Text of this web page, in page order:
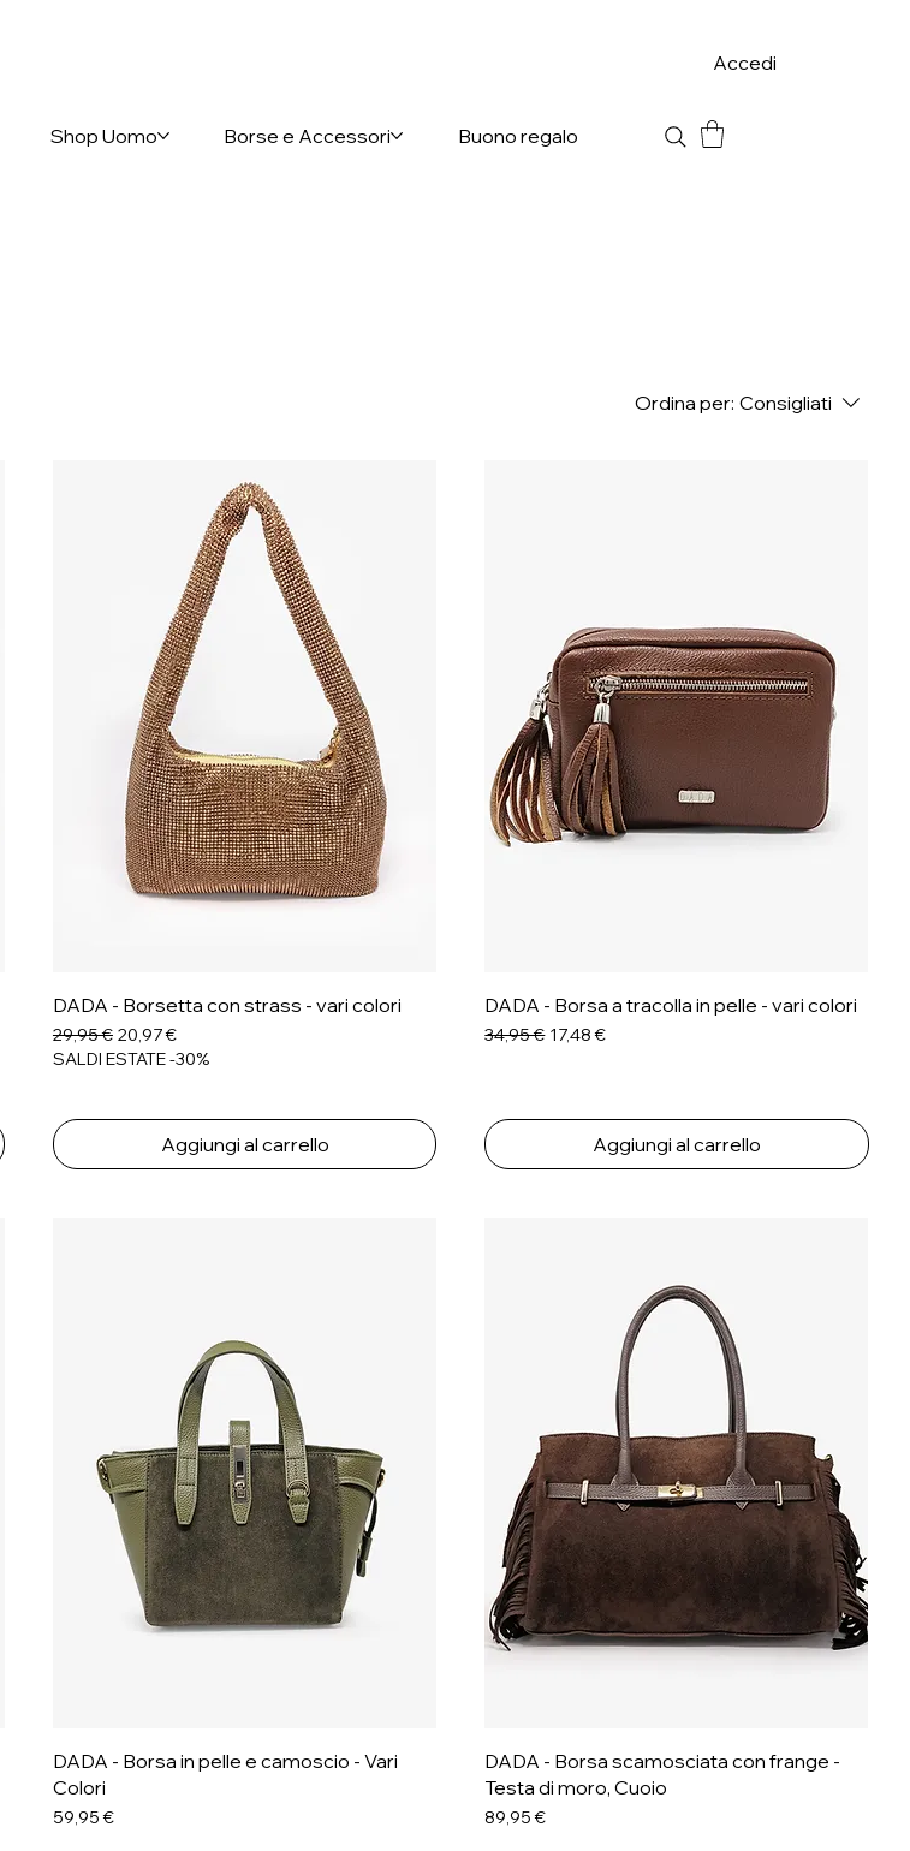
Shop Uomo Borse e Accessori Buono regalo
Accedi
Ordina per: Consigliati
DADA - Borsetta con strass - vari colori
Prezzo regolare
29,95 € Prezzo scontato
20,97 €
SALDI ESTATE -30%
Aggiungi al carrello
DADA - Borsa a tracolla in pelle - vari colori
Prezzo regolare
34,95 € Prezzo scontato
17,48 €
Aggiungi al carrello
DADA - Borsa in pelle e camoscio - Vari
Colori
Prezzo
59,95 €
DADA - Borsa scamosciata con frange -
Testa di moro, Cuoio
Prezzo
89,95 €